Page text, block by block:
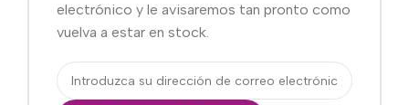
electrónico y le avisaremos tan pronto como
vuelva a estar en stock.